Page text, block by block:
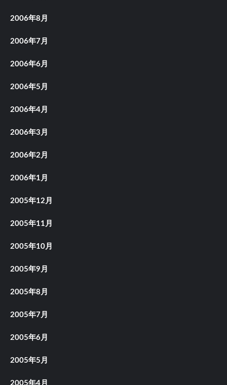
2006年8月
2006年7月
2006年6月
2006年5月
2006年4月
2006年3月
2006年2月
2006年1月
2005年12月
2005年11月
2005年10月
2005年9月
2005年8月
2005年7月
2005年6月
2005年5月
2005年4月